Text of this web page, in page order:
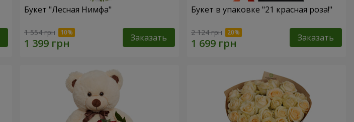
Букет "Лесная Нимфа"
1 554 грн Заказать
Букет в упаковке "21 красная роза!"
2 124 грн Заказать